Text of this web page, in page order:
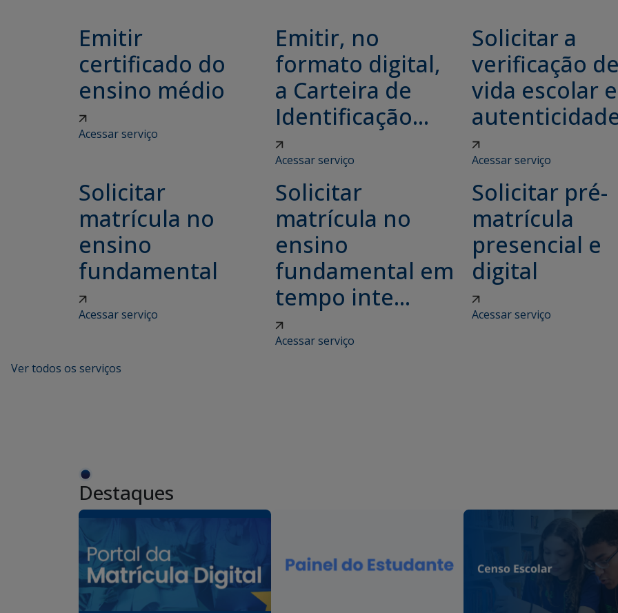
Emitir
certificado do
ensino médio
Acessar serviço
Emitir, no
formato digital,
a Carteira de
Identificação...
Acessar serviço
Solicitar a
verificação de
vida escolar e
Acessar serviço
Solicitar
matrícula no
ensino
fundamental
Acessar serviço
Solicitar
matrícula no
ensino
fundamental em
tempo inte...
Acessar serviço
Solicitar pré-
matrícula
presencial e
digital
Acessar serviço
Ver todos os serviços
Destaques